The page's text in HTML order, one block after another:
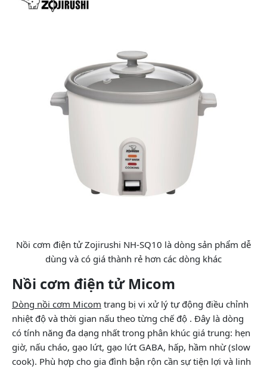
Nồi cơm điện tử Zojirushi NH-SQ10 là dòng sản phẩm dễ
dùng và có giá thành rẻ hơn các dòng khác
Nồi cơm điện tử Micom
Dòng nồi cơm Micom trang bị vi xử lý tự động điều chỉnh
nhiệt độ và thời gian nấu theo từng chế độ . Đây là dòng
có tính năng đa dạng nhất trong phân khúc giá trung: hẹn
giờ, nấu cháo, gạo lứt, gạo lứt GABA, hấp, hầm nhừ (slow
cook). Phù hợp cho gia đình bận rộn cần sự tiện lợi và linh